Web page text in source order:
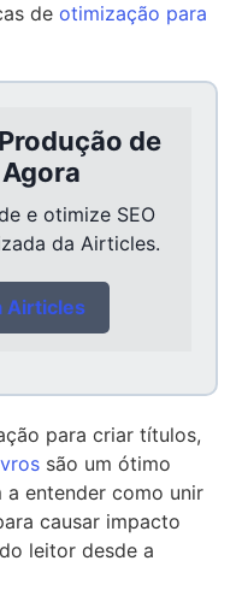
de otimização para
de
e otimize SEO
da Airticles.
Airticles
para criar títulos,
são um ótimo
entender como unir
causar impacto
leitor desde a